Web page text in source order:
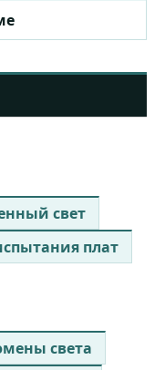
свет
плат
света